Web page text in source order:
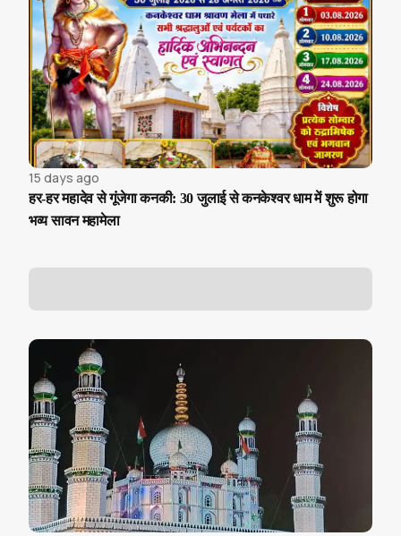
15 days ago
हर-हर महादेव से गूंजेगा कनकी: 30 जुलाई से कनकेश्वर धाम में शुरू होगा
भव्य सावन महामेला